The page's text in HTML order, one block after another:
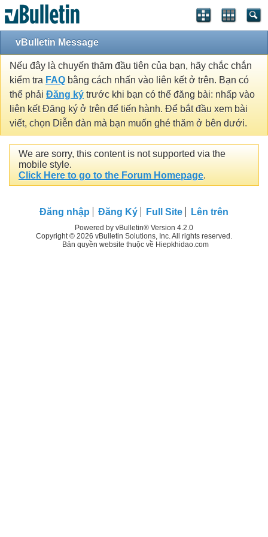
vBulletin Message
Nếu đây là chuyến thăm đầu tiên của bạn, hãy chắc chắn
kiểm tra FAQ bằng cách nhấn vào liên kết ở trên. Bạn có
thể phải Đăng ký trước khi bạn có thể đăng bài: nhấp vào
liên kết Đăng ký ở trên để tiến hành. Để bắt đầu xem bài
viết, chọn Diễn đàn mà bạn muốn ghé thăm ở bên dưới.
We are sorry, this content is not supported via the
mobile style.
Click Here to go to the Forum Homepage.
Đăng nhập Đăng Ký Full Site Lên trên
Powered by vBulletin® Version 4.2.0
Copyright © 2026 vBulletin Solutions, Inc. All rights reserved.
Bản quyền website thuộc về Hiepkhidao.com